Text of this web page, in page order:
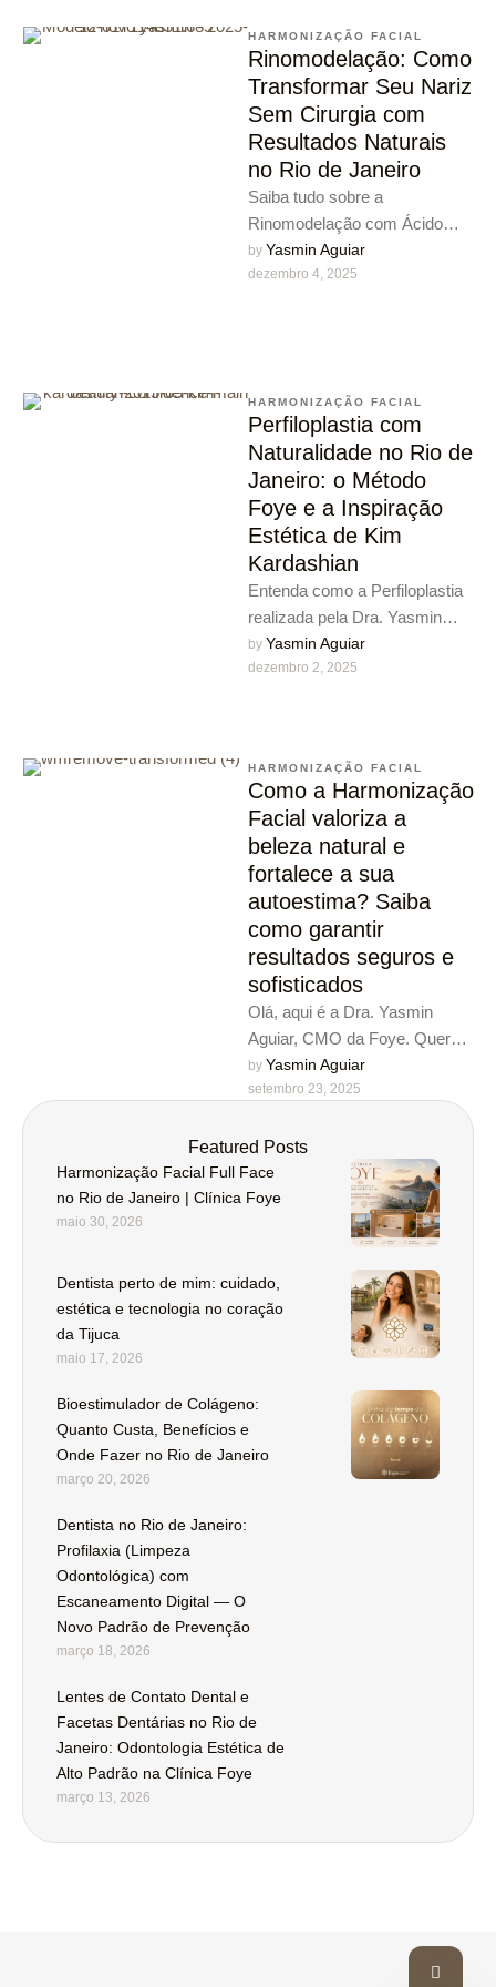
HARMONIZAÇÃO FACIAL
Rinomodelação: Como
Transformar Seu Nariz
Sem Cirurgia com
Resultados Naturais
no Rio de Janeiro
Saiba tudo sobre a
Rinomodelação com Ácido
hialurônico com a Dra. Yasmin
Aguiar. Como funciona,
by Yasmin Aguiar
dezembro 4, 2025
HARMONIZAÇÃO FACIAL
Perfiloplastia com
Naturalidade no Rio de
Janeiro: o Método
Foye e a Inspiração
Estética de Kim
Kardashian
Entenda como a Perfiloplastia
realizada pela Dra. Yasmin
Aguiar, na Clínica Foye,
harmoniza o perfil facial com
by Yasmin Aguiar
dezembro 2, 2025
HARMONIZAÇÃO FACIAL
Como a Harmonização
Facial valoriza a
beleza natural e
fortalece a sua
autoestima? Saiba
como garantir
resultados seguros e
sofisticados
Olá, aqui é a Dra. Yasmin
Aguiar, CMO da Foye. Quero
conversar com você sobre
algo que vai …
by Yasmin Aguiar
setembro 23, 2025
Featured Posts
Harmonização Facial Full Face
no Rio de Janeiro | Clínica Foye
maio 30, 2026
Dentista perto de mim: cuidado,
estética e tecnologia no coração
da Tijuca
maio 17, 2026
Bioestimulador de Colágeno:
Quanto Custa, Benefícios e
Onde Fazer no Rio de Janeiro
março 20, 2026
Dentista no Rio de Janeiro:
Profilaxia (Limpeza
Odontológica) com
Escaneamento Digital — O
Novo Padrão de Prevenção
março 18, 2026
Lentes de Contato Dental e
Facetas Dentárias no Rio de
Janeiro: Odontologia Estética de
Alto Padrão na Clínica Foye
março 13, 2026